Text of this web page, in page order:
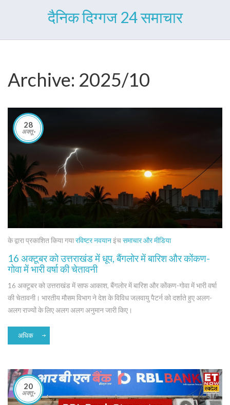
दैनिक दिग्गज 24 समाचार
Archive: 2025/10
28
अक्तू॰
के द्वारा प्रकाशित किया गयारविष्टर नवयानइंचसमाचार और मीडिया
16 अक्टूबर को उत्तराखंड में धूप, बैंगलोर में बारिश और कोंकण-
गोवा में भारी वर्षा की चेतावनी
16 अक्टूबर को उत्तराखंड में साफ आकाश, बैंगलोर में बारिश और कोंकण-गोवा में भारी वर्षा
की चेतावनी। भारतीय मौसम विभाग ने देश के विविध जलवायु पैटर्न को दर्शाते हुए अलग-
अलग राज्यों के लिए अलग अलग अनुमान जारी किए।
अधिक
20
अक्तू॰